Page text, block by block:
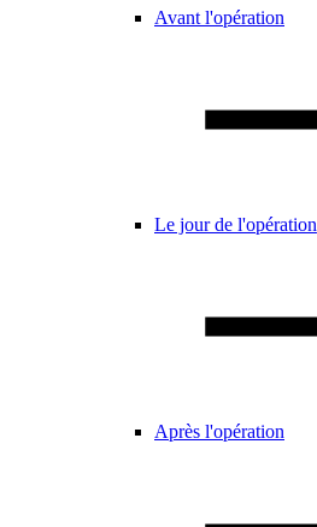
Avant l'opération
Le jour de l'opération
Après l'opération